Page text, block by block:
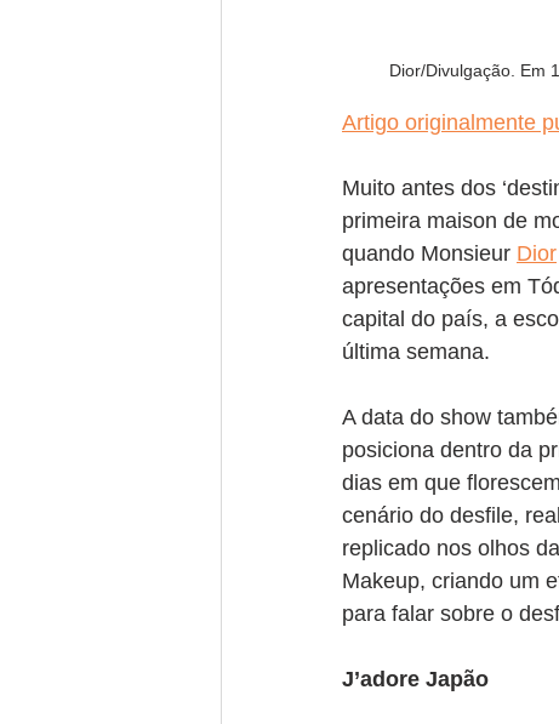
Dior/Divulgação. Em
Artigo originalmente
Muito antes dos
primeira maison de
quando Monsieur Dior
apresentações em
capital do país, a
última semana.
A data do show
posiciona dentro da
dias em que
cenário do desfile,
replicado nos olhos
Makeup, criando um
para falar sobre o
J’adore Japão